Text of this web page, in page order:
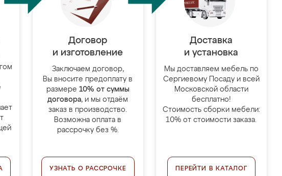
Договор
и изготовление
Заключаем договор,
Вы вносите предоплату в
размере 10% от суммы
договора, и мы отдаём
заказ в производство.
Возможна оплата в
рассрочку без %.
УЗНАТЬ О РАССРОЧКЕ
Доставка
и установка
Мы доставляем мебель по
Сергиевому Посаду и всей
Московской области
бесплатно!
Стоимость сборки мебели:
10% от стоимости заказа.
ПЕРЕЙТИ В КАТАЛОГ